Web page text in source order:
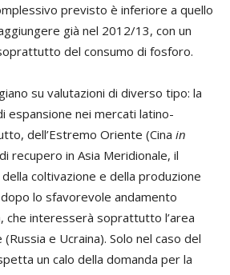
previsto è inferiore a quello
già nel 2012/13, con un
del consumo di fosforo.
su valutazioni di diverso tipo: la
espansione nei mercati latino-
dell’Estremo Oriente (Cina in
recupero in Asia Meridionale, il
coltivazione e della produzione
lo sfavorevole andamento
che interesserà soprattutto l’area
e Ucraina). Solo nel caso del
un calo della domanda per la